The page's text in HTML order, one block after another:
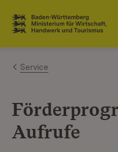
Zum Inhalt
Link zur Startseite
Service
Aufrufe